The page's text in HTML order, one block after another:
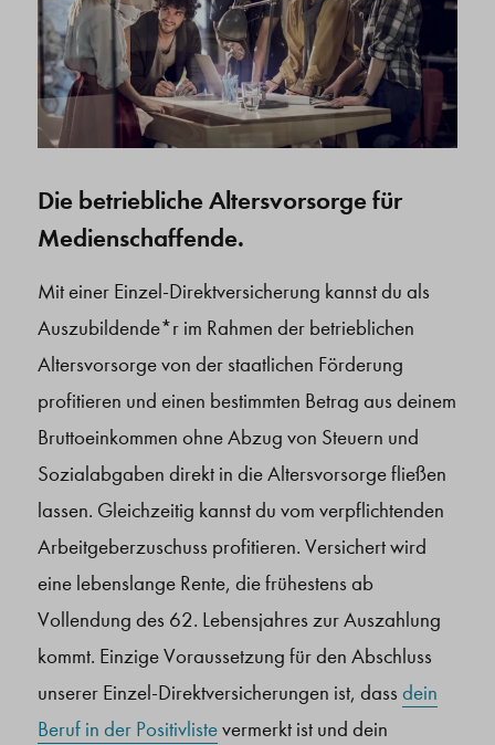
Die betriebliche Altersvorsorge für
Medienschaffende.
Mit einer Einzel-Direktversicherung kannst du als
Auszubildende*r im Rahmen der betrieblichen
Altersvorsorge von der staatlichen Förderung
profitieren und einen bestimmten Betrag aus deinem
Bruttoeinkommen ohne Abzug von Steuern und
Sozialabgaben direkt in die Altersvorsorge fließen
lassen. Gleichzeitig kannst du vom verpflichtenden
Arbeitgeberzuschuss profitieren. Versichert wird
eine lebenslange Rente, die frühestens ab
Vollendung des 62. Lebensjahres zur Auszahlung
kommt. Einzige Voraussetzung für den Abschluss
unserer Einzel-Direktversicherungen ist, dass dein
Beruf in der Positivlistevermerkt ist und dein